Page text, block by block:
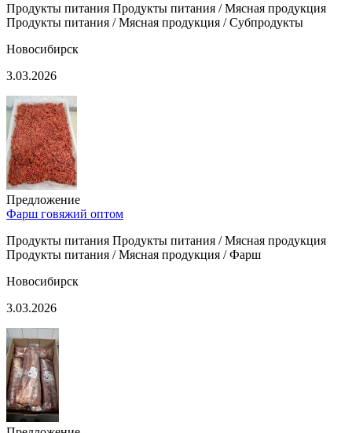
Продукты питания Продукты питания / Мясная продукция
Продукты питания / Мясная продукция / Субпродукты
Новосибирск
3.03.2026
Предложение
Фарш говяжий оптом
Продукты питания Продукты питания / Мясная продукция
Продукты питания / Мясная продукция / Фарш
Новосибирск
3.03.2026